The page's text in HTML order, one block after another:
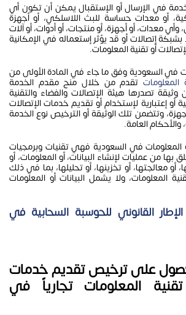
في الإرسال أو الإستقبال يمكن أن تكون أي
أو معدات حساسة للبث اللاسلكي، أو أجهزة
معدات، أو أجهزة، أو منتجات، أو أدوات، أو آلات
إتصالات أو قد يؤثر إستعماله في الإمكانية
أو تقنية المعلومات.
في السعودية وفق ما جاء في المادة الأولى من
المعلومات تقدم من خلال منح مقدم الخدمة
تصدرها هيئة الإتصالات والفضاء والتقنية
إعتبارية لإستخدام أو تقديم خدمات الإتصالات
وتتضمن تلك الوثيقة أو الترخيص نوع الخدمة
والأحكام العامة.
المعلومات في السعودية فهي تقنيات وبرمجيات
من عمليات لإنشاء البيانات، أو المعلومات، أو
أو معالجتها، أو تخزينها، أو تحليلها، بما في ذلك
المعلومات، ولا يشمل البيانات أو المعلومات
الإطار القانوني للحوسبة السحابية في
على ترخيص تقديم خدمات
تقنية المعلومات تجارياً في